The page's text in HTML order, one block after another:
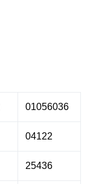
01056036
04122
25436